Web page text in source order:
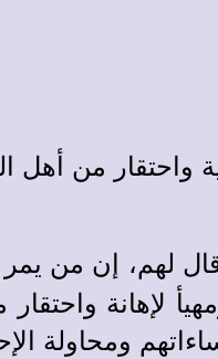
واحتقار من أهل
لهم، إن من
لإهانة
ومحاولة